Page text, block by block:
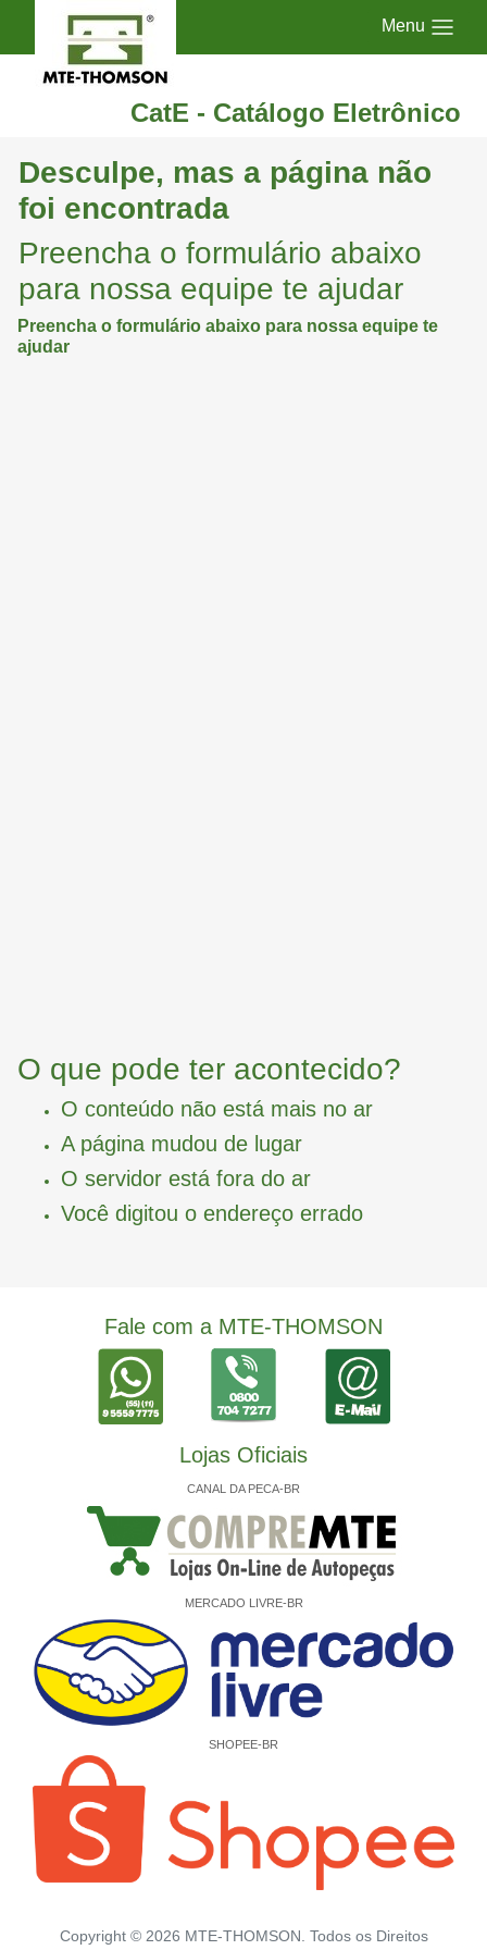
Menu
CatE - Catálogo Eletrônico
Desculpe, mas a página não
foi encontrada
Preencha o formulário abaixo
para nossa equipe te ajudar
Preencha o formulário abaixo para nossa equipe te
ajudar
O que pode ter acontecido?
O conteúdo não está mais no ar
A página mudou de lugar
O servidor está fora do ar
Você digitou o endereço errado
Fale com a MTE-THOMSON
Lojas Oficiais
CANAL DA PECA-BR
MERCADO LIVRE-BR
SHOPEE-BR
Copyright © 2026 MTE-THOMSON. Todos os Direitos